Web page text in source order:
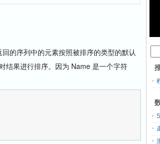
的序列中的元素按照被排序的类型的默认
结果进行排序。因为 Name 是一个字符